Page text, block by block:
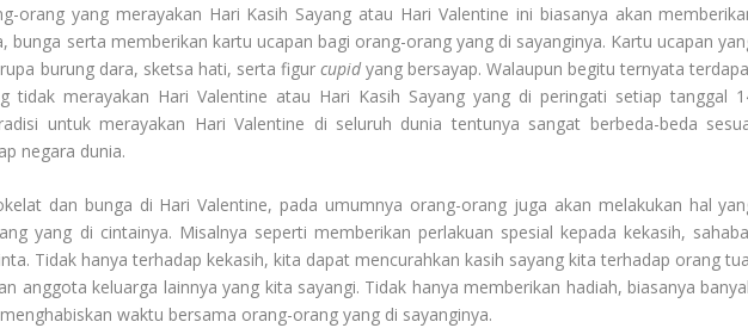
orang yang merayakan Hari Kasih Sayang atau Hari Valentine ini biasanya akan
bunga serta memberikan kartu ucapan bagi orang-orang yang di sayanginya. Kartu ucapan
burung dara, sketsa hati, serta figur cupidyang bersayap. Walaupun begitu ternyata
tidak merayakan Hari Valentine atau Hari Kasih Sayang yang di peringati setiap tanggal
untuk merayakan Hari Valentine di seluruh dunia tentunya sangat berbeda-beda
negara dunia.
dan bunga di Hari Valentine, pada umumnya orang-orang juga akan melakukan hal
yang di cintainya. Misalnya seperti memberikan perlakuan spesial kepada kekasih,
Tidak hanya terhadap kekasih, kita dapat mencurahkan kasih sayang kita terhadap orang
anggota keluarga lainnya yang kita sayangi. Tidak hanya memberikan hadiah, biasanya
waktu bersama orang-orang yang di sayanginya.